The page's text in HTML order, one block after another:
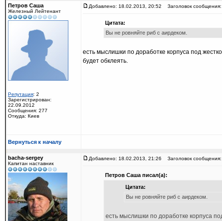
Петров Саша
Железный Лейтенант
Репутация: 2
Зарегистрирован:
22.09.2012
Сообщения: 277
Откуда: Киев
Добавлено: 18.02.2013, 20:52 Заголовок сообщения:
Цитата:
Вы не ровняйте риб с аирдеком.
есть мыслишки по доработке корпуса под
будет обклеять.
Вернуться к началу
bacha-sergey
Капитан наставник
Добавлено: 18.02.2013, 21:26 Заголовок сообщения:
Петров Саша писал(а):
Цитата:
Вы не ровняйте риб с аирдеком.
есть мыслишки по доработке корпуса